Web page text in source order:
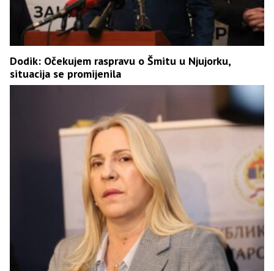
Dodik: Očekujem raspravu o Šmitu u Njujorku,
situacija se promijenila